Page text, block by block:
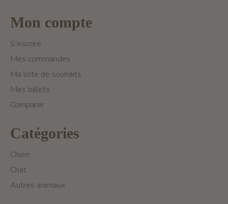
Mon compte
S'inscrire
Mes commandes
Ma liste de souhaits
Mes billets
Comparer
Catégories
Chien
Chat
Autres animaux